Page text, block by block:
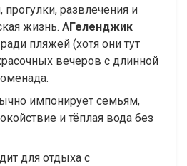
развлечения и
жизнь. АГеленджик
пляжей (хотя они тут
вечеров с длинной
импонирует семьям,
и тёплая вода без
для отдыха с